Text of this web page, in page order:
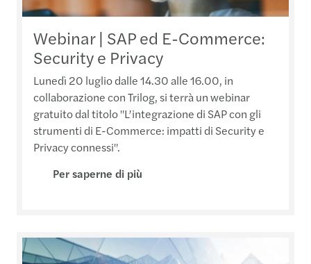
Webinar | SAP ed E-Commerce:
Security e Privacy
Lunedì 20 luglio dalle 14.30 alle 16.00, in
collaborazione con Trilog, si terrà un webinar
gratuito dal titolo "L’integrazione di SAP con gli
strumenti di E-Commerce: impatti di Security e
Privacy connessi".
Per saperne di più